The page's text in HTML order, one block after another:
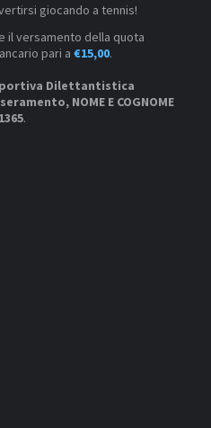
giocando a tennis!
il versamento della quota
pari a €15,00.
Dilettantistica
NOME E COGNOME
.